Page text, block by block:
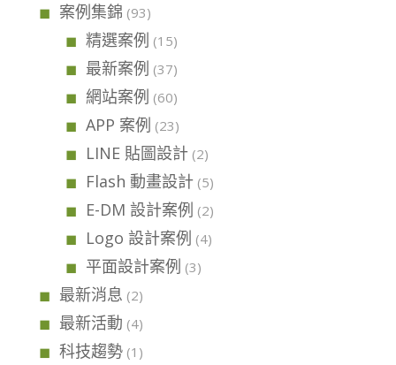
案例集錦 (93)
精選案例 (15)
最新案例 (37)
網站案例 (60)
APP 案例 (23)
LINE 貼圖設計(2)
Flash 動畫設計(5)
E-DM 設計案例 (2)
Logo 設計案例 (4)
平面設計案例 (3)
最新消息 (2)
最新活動 (4)
科技趨勢(1)